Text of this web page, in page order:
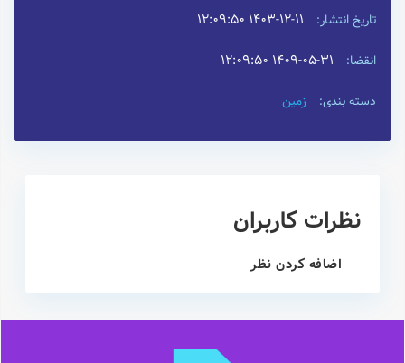
تاریخ انتشار: ۱۴۰۳-۱۲-۱۱ ۱۲:۰۹:۵۰
انقضا: ۱۴۰۹-۰۵-۳۱ ۱۲:۰۹:۵۰
دسته بندی: زمین
نظرات کاربران
اضافه کردن نظر